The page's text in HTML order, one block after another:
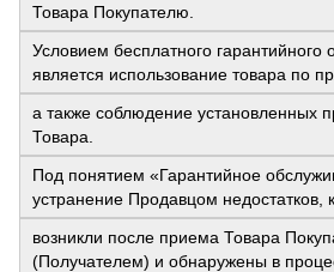
Товара Покупателю.
Условием бесплатного гарантийного
является использование товара по
а также соблюдение установленных
Товара.
Под понятием «Гарантийное
устранение Продавцом недостатков,
возникли после приема Товара
(Получателем) и обнаружены в